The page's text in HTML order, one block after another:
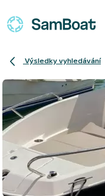
Výsledky vyhledávání